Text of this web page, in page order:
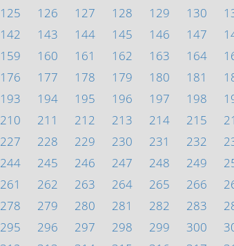
125 126 127 128 129 130
142 143 144 145 146 147
159 160 161 162 163 164
176 177 178 179 180 181
193 194 195 196 197 198
210 211 212 213 214 215
227 228 229 230 231 232
244 245 246 247 248 249
261 262 263 264 265 266
278 279 280 281 282 283
295 296 297 298 299 300